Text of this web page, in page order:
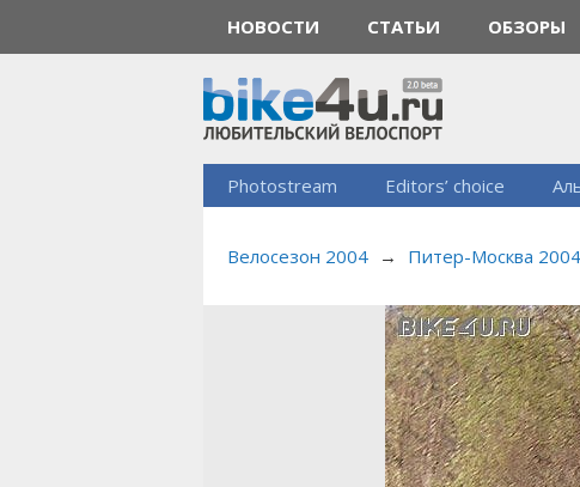
НОВОСТИ СТАТЬИ ОБЗОРЫ
Photostream Editors’ choice
Велосезон 2004 → Питер-Москва